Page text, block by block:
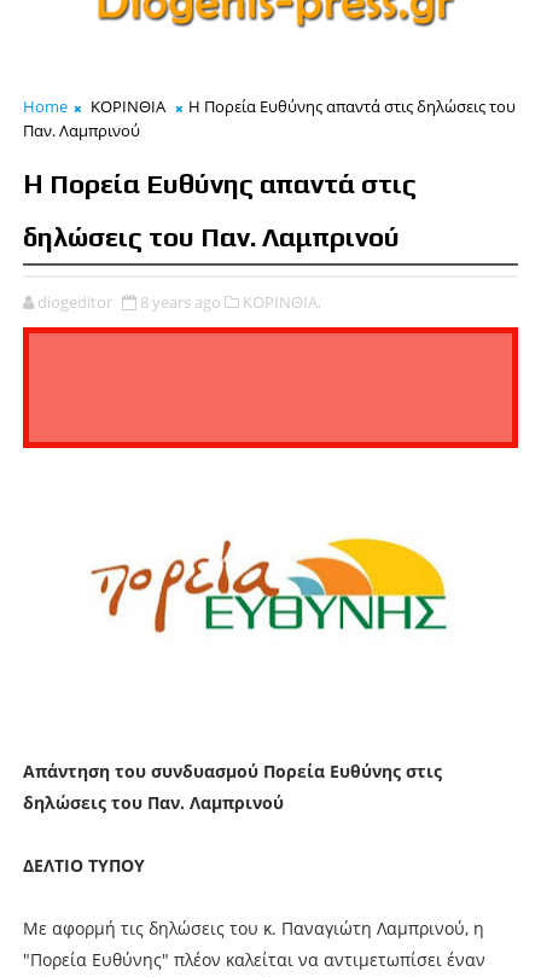
Home ΚΟΡΙΝΘΙΑ
H Πορεία Ευθύνης απαντά στις δηλώσεις του
Παν. Λαμπρινού
H Πορεία Ευθύνης απαντά στις
δηλώσεις του Παν. Λαμπρινού
diogeditor 8 years ago ΚΟΡΙΝΘΙΑ,
Απάντηση του συνδυασμού Πορεία Ευθύνης στις
δηλώσεις του Παν. Λαμπρινού
ΔΕΛΤΙΟ ΤΥΠΟΥ
Με αφορμή τις δηλώσεις του κ. Παναγιώτη Λαμπρινού, η
"Πορεία Ευθύνης" πλέον καλείται να αντιμετωπίσει έναν